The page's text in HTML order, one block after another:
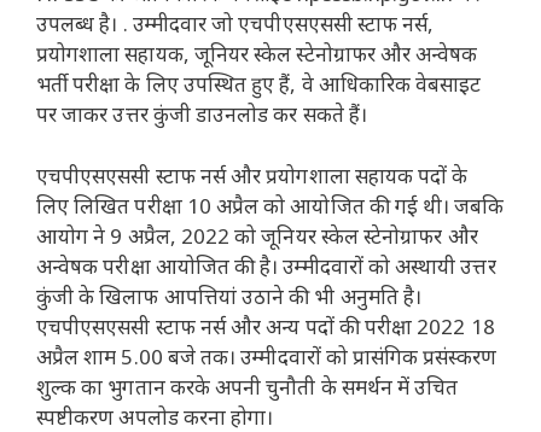
उपलब्ध है। . उम्मीदवार जो एचपीएसएससी स्टाफ नर्स,
प्रयोगशाला सहायक, जूनियर स्केल स्टेनोग्राफर और अन्वेषक
भर्ती परीक्षा के लिए उपस्थित हुए हैं, वे आधिकारिक वेबसाइट
पर जाकर उत्तर कुंजी डाउनलोड कर सकते हैं।
एचपीएसएससी स्टाफ नर्स और प्रयोगशाला सहायक पदों के
लिए लिखित परीक्षा 10 अप्रैल को आयोजित की गई थी। जबकि
आयोग ने 9 अप्रैल, 2022 को जूनियर स्केल स्टेनोग्राफर और
अन्वेषक परीक्षा आयोजित की है। उम्मीदवारों को अस्थायी उत्तर
कुंजी के खिलाफ आपत्तियां उठाने की भी अनुमति है।
एचपीएसएससी स्टाफ नर्स और अन्य पदों की परीक्षा 2022 18
अप्रैल शाम 5.00 बजे तक। उम्मीदवारों को प्रासंगिक प्रसंस्करण
शुल्क का भुगतान करके अपनी चुनौती के समर्थन में उचित
स्पष्टीकरण अपलोड करना होगा।